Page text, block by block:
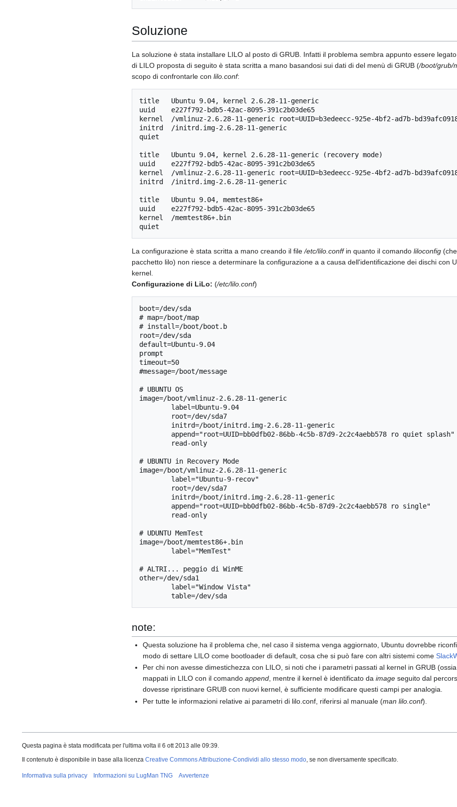
Soluzione
La soluzione è stata installare LILO al posto di GRUB. Infatti il problema sembra appunto essere
di LILO proposta di seguito è stata scritta a mano basandosi sui dati di del menù di GRUB (/boot/grub/
scopo di confrontarle con lilo.conf:
title	Ubuntu 9.04, kernel 2.6.28-11-generic
uuid	e227f792-bdb5-42ac-8095-391c2b03de65
kernel	/vmlinuz-2.6.28-11-generic root=UUID=b3edeecc-925e-4bf2-ad7b-bd39afc0918c ro quiet splash
initrd	/initrd.img-2.6.28-11-generic
quiet
title	Ubuntu 9.04, kernel 2.6.28-11-generic (recovery mode)
uuid	e227f792-bdb5-42ac-8095-391c2b03de65
kernel	/vmlinuz-2.6.28-11-generic root=UUID=b3edeecc-925e-4bf2-ad7b-bd39afc0918c ro  single
initrd	/initrd.img-2.6.28-11-generic
title	Ubuntu 9.04, memtest86+
uuid	e227f792-bdb5-42ac-8095-391c2b03de65
kernel	/memtest86+.bin
La configurazione è stata scritta a mano creando il file/etc/lilo.conffin quanto il comando liloconfig
pacchetto lilo) non riesce a determinare la configurazione a a causa dell'identificazione dei dischi con
kernel.
Configurazione di LiLo: (/etc/lilo.conf)
boot=/dev/sda
# map=/boot/map
# install=/boot/boot.b
root=/dev/sda
default=Ubuntu-9.04
prompt
timeout=50
#message=/boot/message
# UBUNTU OS
image=/boot/vmlinuz-2.6.28-11-generic
# UBUNTU in Recovery Mode
image=/boot/vmlinuz-2.6.28-11-generic
# UDUNTU MemTest
image=/boot/memtest86+.bin
# ALTRI... peggio di WinME
other=/dev/sda1
note:
Questa soluzione ha il problema che, nel caso il sistema venga aggiornato, Ubuntu dovrebbe
modo di settare LILO come bootloader di default, cosa che si può fare con altri sistemi come
Per chi non avesse dimestichezza con LILO, si noti che i parametri passati al kernel in GRUB
mappati in LILO con il comandoappend , mentre il kernel è identificato daimage seguito dal
dovesse ripristinare GRUB con nuovi kernel, è sufficiente modificare questi campi per analogia.
Per tutte le informazioni relative ai parametri di lilo.conf, riferirsi al manuale (man lilo.conf).
Questa pagina è stata modificata per l'ultima volta il 6 ott 2013 alle 09:39.
Il contenuto è disponibile in base alla licenza Creative Commons Attribuzione-Condividi allo stesso modo, se non diversamente specificato.
Informativa sulla privacy Informazioni su LugMan TNG Avvertenze